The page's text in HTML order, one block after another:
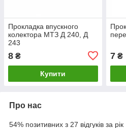
Прокладка впускного
колектора МТЗ Д 240, Д
243
8 ₴
Купити
7₴
Про нас
54% позитивних з 27 відгуків за рік